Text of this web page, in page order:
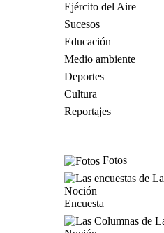
Ejército del Aire
Sucesos
Educación
Medio ambiente
Deportes
Cultura
Reportajes
Fotos
Encuesta